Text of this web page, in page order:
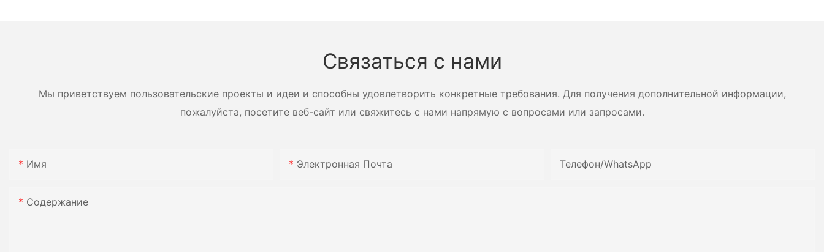
сушильная установка с
Связаться с нами
Мы приветствуем пользовательские проекты и идеи и способны удовлетворить конкретные требования. Для получения дополнительной информации,
пожалуйста, посетите веб-сайт или свяжитесь с нами напрямую с вопросами или запросами.
Имя Электронная Почта Телефон/WhatsApp
Содержание